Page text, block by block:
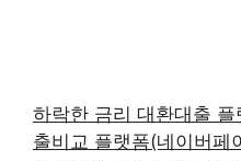
하락한 금리 대환대출
출비교 플랫폼(네이버